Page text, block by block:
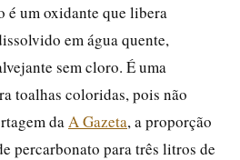
é um oxidante que libera
em água quente,
sem cloro. É uma
toalhas coloridas, pois não
da A Gazeta, a proporção
percarbonato para três litros de